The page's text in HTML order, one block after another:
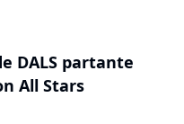
DALS partante
All Stars